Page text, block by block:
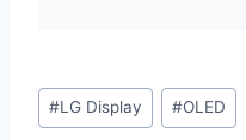
Étiquettes
de
#LG Display #OLED